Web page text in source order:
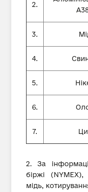
2.
3.
4.
5.
6.
7.
2. За
біржі
мідь,